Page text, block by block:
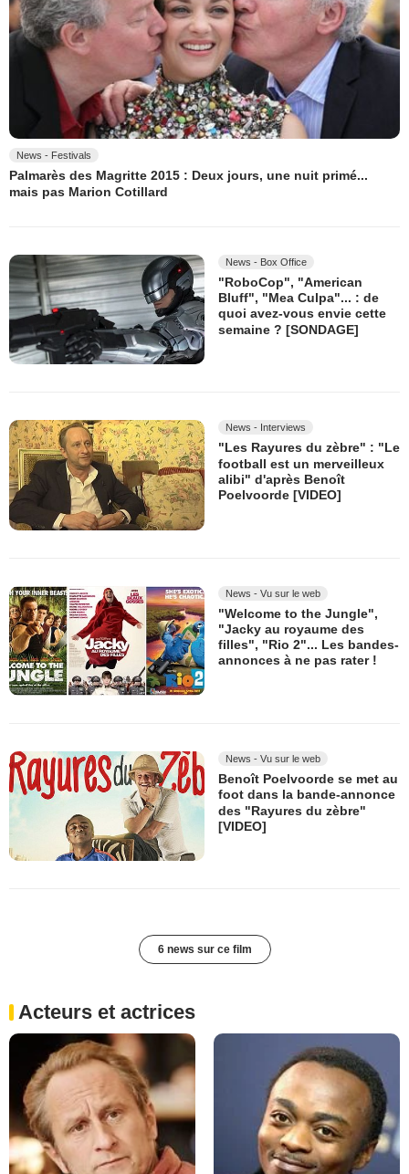
News - Festivals
Palmarès des Magritte 2015 : Deux jours, une nuit primé...
mais pas Marion Cotillard
News - Box Office
"RoboCop", "American
Bluff", "Mea Culpa"... : de
quoi avez-vous envie cette
semaine ? [SONDAGE]
News - Interviews
"Les Rayures du zèbre" : "Le
football est un merveilleux
alibi" d'après Benoît
Poelvoorde [VIDEO]
News - Vu sur le web
"Welcome to the Jungle",
"Jacky au royaume des
filles", "Rio 2"... Les bandes-
annonces à ne pas rater !
News - Vu sur le web
Benoît Poelvoorde se met au
foot dans la bande-annonce
des "Rayures du zèbre"
[VIDEO]
6 news sur ce film
Acteurs et actrices